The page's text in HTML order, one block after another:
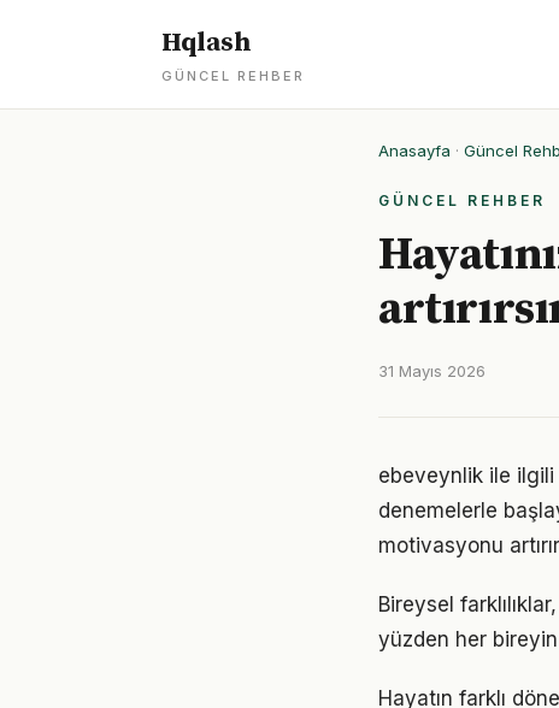
Hqlash
GÜNCEL REHBER
Anasayfa · Güncel
GÜNCEL REHBER
31 Mayıs 2026
ebeveynlik ile ilgili
denemelerle
motivasyonu
Bireysel
yüzden her
Hayatın farklı